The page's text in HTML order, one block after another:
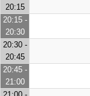
20:15
20:15 -
20:30
20:30 -
20:45
20:45 -
21:00